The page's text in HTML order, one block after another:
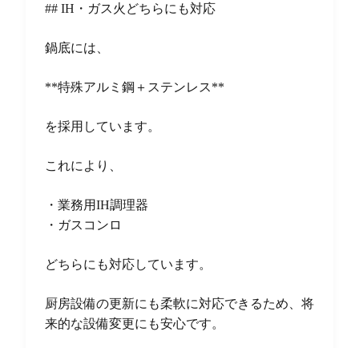
## IH・ガス火どちらにも対応
鍋底には、
**特殊アルミ鋼＋ステンレス**
を採用しています。
これにより、
・業務用IH調理器
・ガスコンロ
どちらにも対応しています。
厨房設備の更新にも柔軟に対応できるため、将
来的な設備変更にも安心です。